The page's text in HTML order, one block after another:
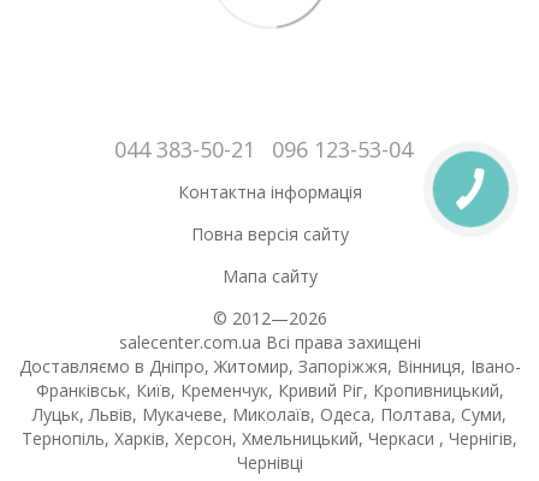
044 383-50-21 096 123-53-04
Контактна інформація
Повна версія сайту
Мапа сайту
© 2012—2026
salecenter.com.ua Всі права захищені
Доставляємо в Дніпро, Житомир, Запоріжжя, Вінниця, Івано-
Франківськ, Київ, Кременчук, Кривий Ріг, Кропивницький,
Луцьк, Львів, Мукачеве, Миколаїв, Одеса, Полтава, Суми,
Тернопіль, Харків, Херсон, Хмельницький, Черкаси , Чернігів,
Чернівці